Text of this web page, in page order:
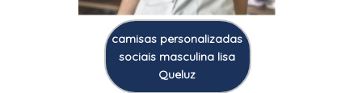
camisas personalizadas
sociais masculina lisa
Queluz